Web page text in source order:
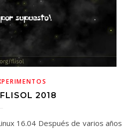
2018
16.04 Después de varios años